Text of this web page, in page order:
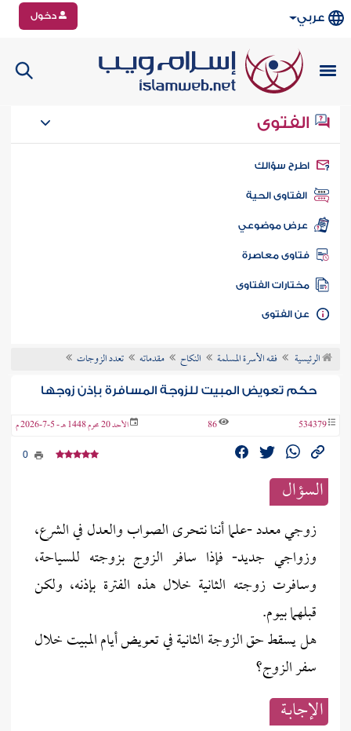
عربي دخول
الفتوى
سؤالك
الفتاوى الحية
عرض موضوعي
فتاوى معاصرة
مختارات الفتاوى
الفتوى
الرئيسية فقه الأسرة المسلمة النكاح مقدماته تعدد الزوجات
حكم تعويض المبيت للزوجة المسافرة بإذن زوجها
534379
86 الأحد 20 محرم 1448 هـ - 5-7-2026 م
السؤال
زوجي معدد -علما أننا نتحرى الصواب والعدل في الشرع،
وزواجي جديد- فإذا سافر الزوج بزوجته للسياحة،
وسافرت زوجته الثانية خلال هذه الفترة بإذنه، ولكن
قبلهما بيوم.
هل يسقط حق الزوجة الثانية في تعويض أيام المبيت خلال
سفر الزوج؟
الإجابــة